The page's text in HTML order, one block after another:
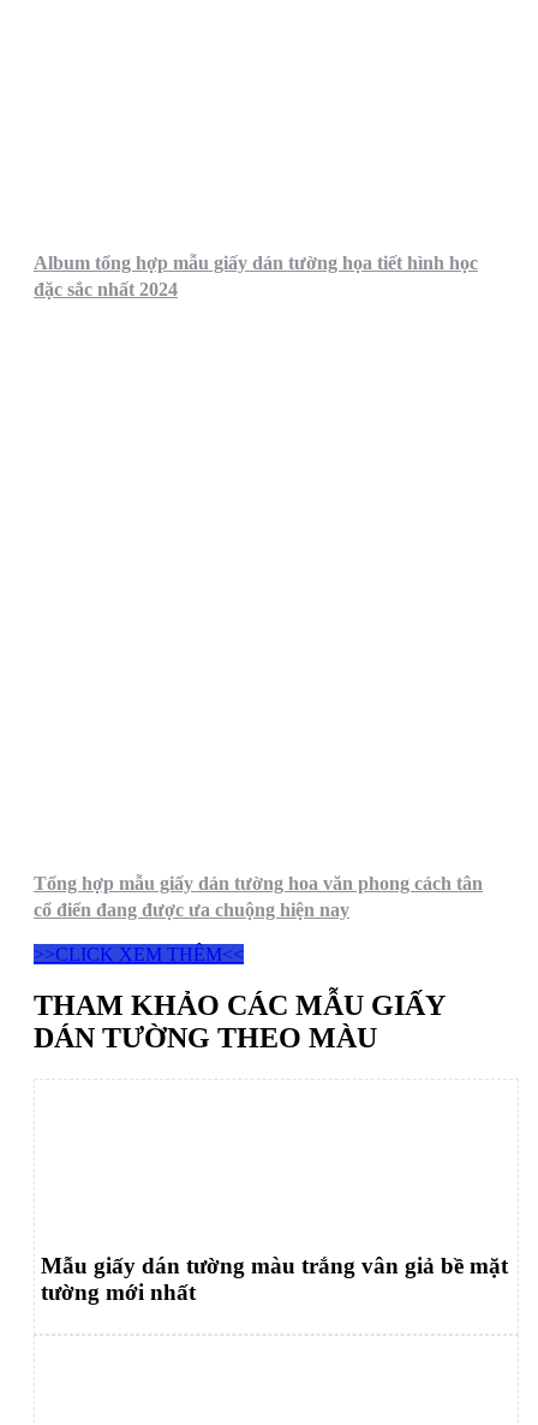
Album tổng hợp mẫu giấy dán tường họa tiết hình học
đặc sắc nhất 2024
Tổng hợp mẫu giấy dán tường hoa văn phong cách tân
cổ điển đang được ưa chuộng hiện nay
>>CLICK XEM THÊM<<
THAM KHẢO CÁC MẪU GIẤY
DÁN TƯỜNG THEO MÀU
Mẫu giấy dán tường màu trắng vân giả bề mặt
tường mới nhất